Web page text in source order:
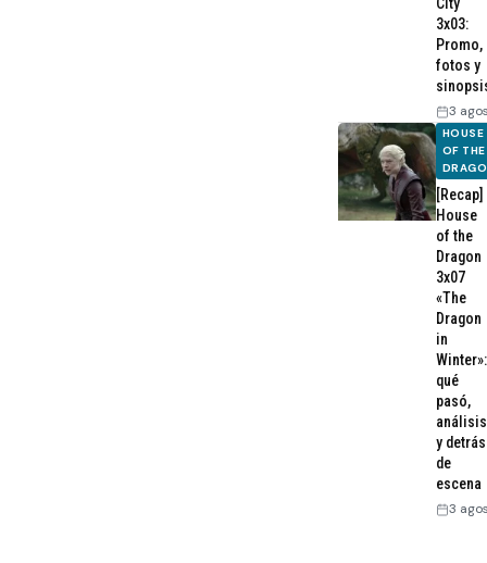
3x03:
Promo,
fotos y
3
HOUSE
OF THE
[Recap]
House
of the
Dragon
3x07
«The
Dragon
in
Winter»:
qué
pasó,
análisis
y detrás
de
escena
3